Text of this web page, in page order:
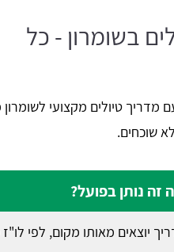
בשומרון - כל
טיולים מקצועי
שוכחים.
זה נותן בפועל?
יוצאים מאותו מקום, לפי